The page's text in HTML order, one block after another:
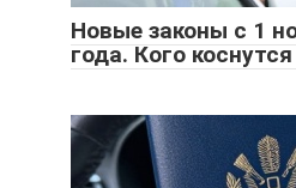
Новые законы с 1
года. Кого